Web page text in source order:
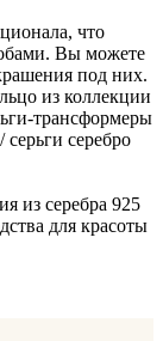
что
Вы можете
под них.
из коллекции
трансформеры
серебро
из серебра 925
для красоты